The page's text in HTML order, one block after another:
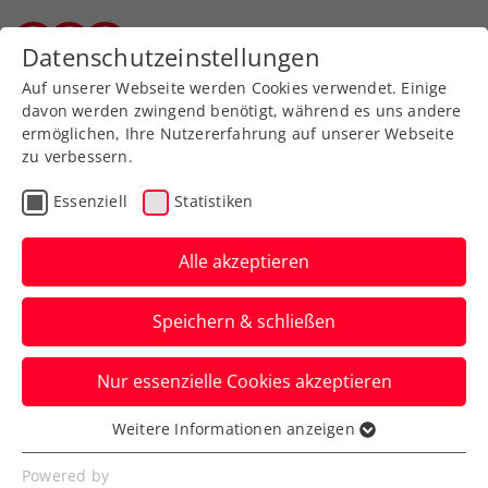
Zurück zur Newsübersicht
Rollstuhltennis
Maximilian Taucher: Die
neue Nummer 1 im
Jugend-Rollstuhltennis
Der 17-jährige Hohenemser führt die ITF-
Weltrangliste seit 6. Jänner an.
Verfasst von: Stefan Schuh, 09.01.2025
Datenschutzeinstellungen
Auf unserer Webseite werden Cookies verwendet. Einige
davon werden zwingend benötigt, während es uns andere
ermöglichen, Ihre Nutzererfahrung auf unserer Webseite
zu verbessern.
Essenziell Statistiken
Alle akzeptieren
Speichern & schließen
Nur essenzielle Cookies akzeptieren
Essenziell
Essenzielle Cookies werden für grundlegende
Weitere Informationen anzeigen
Powered by